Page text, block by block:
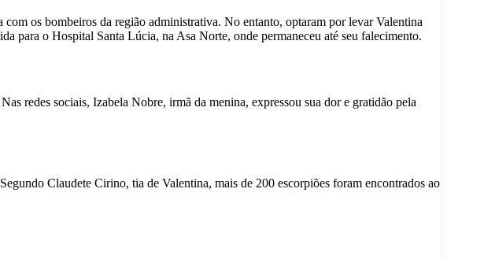
os bombeiros da região administrativa. No entanto, optaram por levar Valentina
para o Hospital Santa Lúcia, na Asa Norte, onde permaneceu até seu falecimento.
redes sociais, Izabela Nobre, irmã da menina, expressou sua dor e gratidão pela
Claudete Cirino, tia de Valentina, mais de 200 escorpiões foram encontrados ao